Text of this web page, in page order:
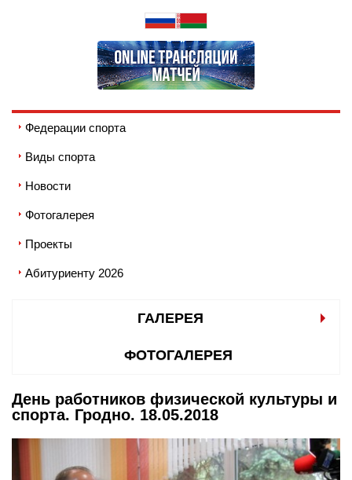
Федерации спорта
Виды спорта
Новости
Фотогалерея
Проекты
Абитуриенту 2026
ГАЛЕРЕЯ
ФОТОГАЛЕРЕЯ
День работников физической культуры и
спорта. Гродно. 18.05.2018